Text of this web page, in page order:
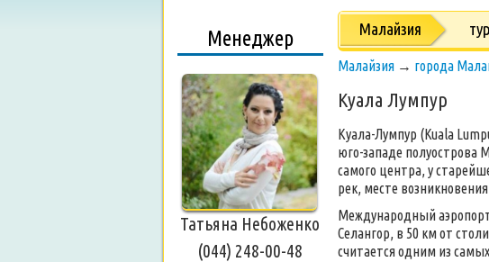
Менеджер
Татьяна Небоженко
(044) 248-00-48
Малайзия
Малайзия → города
Куала Лумпур
Куала-Лумпур (Kuala
юго-западе полуострова
самого центра, у
рек, месте
Международный
Селангор, в 50 км от
считается одним из